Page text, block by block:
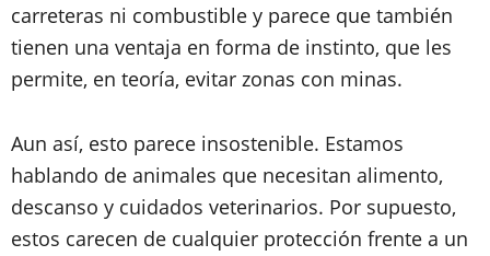
carreteras ni combustible y parece que también
tienen una ventaja en forma de instinto, que les
permite, en teoría, evitar zonas con minas.
Aun así, esto parece insostenible. Estamos
hablando de animales que necesitan alimento,
descanso y cuidados veterinarios. Por supuesto,
estos carecen de cualquier protección frente a un